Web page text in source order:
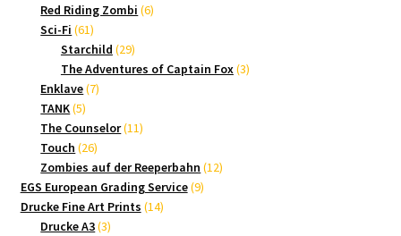
Produkte
Red Riding Zombi 66
Sci-Fi 6161
Produkte
Starchild 2929
Produkte
The Adventures of Captain Fox 33
Enklave 77
TANK 55
Produkte
The Counselor 1111
Touch 2626
Produkte
Zombies auf der Reeperbahn 1212
EGS European Grading Service 99
Drucke Fine Art Prints 1414
Drucke A3 33